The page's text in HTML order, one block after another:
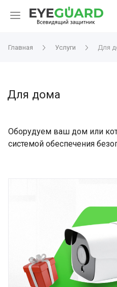
Главная Услуги Для
Для дома
Оборудуем ваш дом или
системой обеспечения